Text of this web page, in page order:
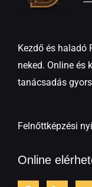
Kezdő és haladó
neked. Online és
tanácsadás
Felnőttképzési
Online